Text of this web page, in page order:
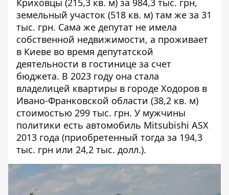
Криховцы (215,3 кв. м) за 984,3 тыс. грн,
земельный участок (518 кв. м) там же за 31
тыс. грн. Сама же депутат не имела
собственной недвижимости, а проживает
в Киеве во время депутатской
деятельности в гостинице за счет
бюджета. В 2023 году она стала
владелицей квартиры в городе Ходоров в
Ивано-Франковской области (38,2 кв. м)
стоимостью 299 тыс. грн. У мужчины
политики есть автомобиль Mitsubishi ASX
2013 года (приобретенный тогда за 194,3
тыс. грн или 24,2 тыс. долл.).